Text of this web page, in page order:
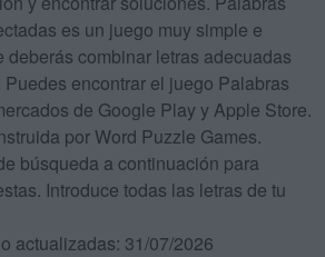
es un juego muy simple e
deberás combinar letras adecuadas
encontrar el juego Palabras
de Google Play y Apple Store.
por Word Puzzle Games.
búsqueda a continuación para
Introduce todas las letras de tu
actualizadas: 31/07/2026